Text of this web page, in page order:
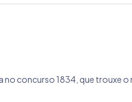
concurso 1834, que trouxe